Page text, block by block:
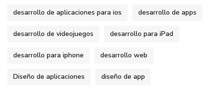
desarrollo de aplicaciones para ios desarrollo de apps
desarrollo de videojuegos desarrollo para iPad
desarrollo para iphone desarrollo web
Diseño de aplicaciones diseño de app